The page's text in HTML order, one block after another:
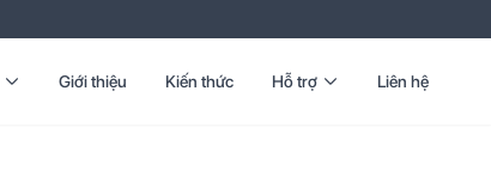
Giới thiệu Kiến thức Hỗ trợ Liên hệ